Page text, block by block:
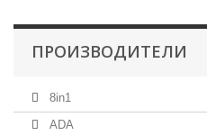
ПРОИЗВОДИТЕЛИ
8in1
ADA